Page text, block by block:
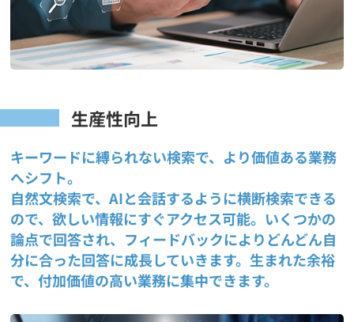
生産性向上
キーワードに縛られない検索で、より価値ある業務
へシフト。
自然文検索で、AIと会話するように横断検索できる
ので、欲しい情報にすぐアクセス可能。いくつかの
論点で回答され、フィードバックによりどんどん自
分に合った回答に成長していきます。生まれた余裕
で、付加価値の高い業務に集中できます。